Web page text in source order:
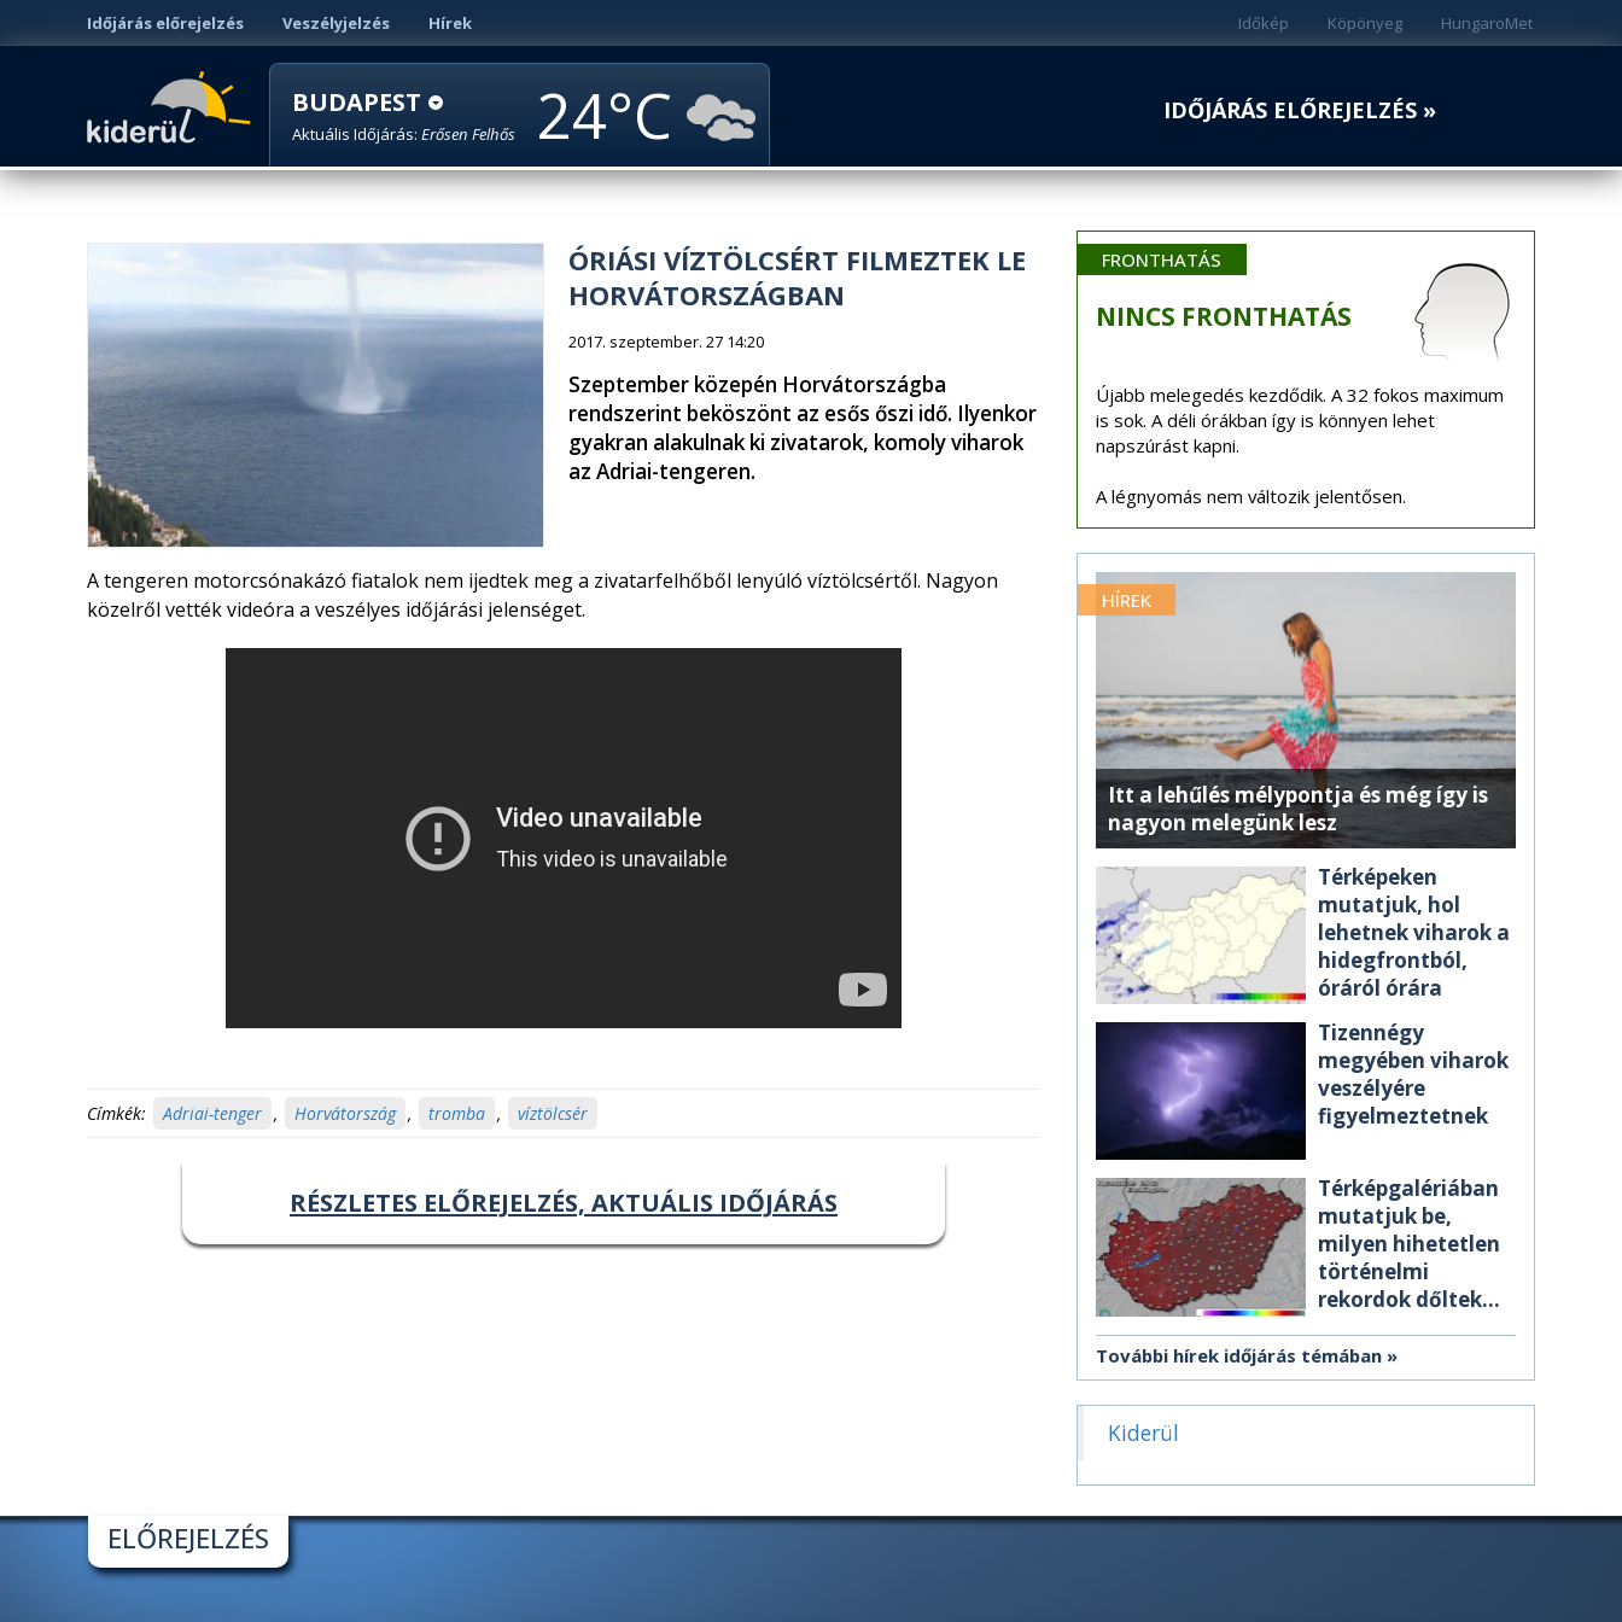
Időjárás előrejelzés Veszélyjelzés Hírek HungaroMet
Köpönyeg
Időkép
BUDAPEST
Aktuális Időjárás: Erősen Felhős 24 IDŐJÁRÁS ELŐREJELZÉS »
ÓRIÁSI VÍZTÖLCSÉRT FILMEZTEK LE
HORVÁTORSZÁGBAN
2017. szeptember. 27 14:20
Szeptember közepén Horvátországba
rendszerint beköszönt az esős őszi idő. Ilyenkor
gyakran alakulnak ki zivatarok, komoly viharok
az Adriai-tengeren.
A tengeren motorcsónakázó fiatalok nem ijedtek meg a zivatarfelhőből lenyúló víztölcsértől. Nagyon
közelről vették videóra a veszélyes időjárási jelenséget.
Címkék: Adriai-tenger , Horvátország , tromba , víztölcsér
RÉSZLETES ELŐREJELZÉS, AKTUÁLIS IDŐJÁRÁS
FRONTHATÁS
NINCS FRONTHATÁS
Újabb melegedés kezdődik. A 32 fokos maximum
is sok. A déli órákban így is könnyen lehet
napszúrást kapni.
A légnyomás nem változik jelentősen.
HÍREK
Itt a lehűlés mélypontja és még így is
nagyon melegünk lesz
Térképeken
mutatjuk, hol
lehetnek viharok a
hidegfrontból,
óráról órára
Tizennégy
megyében viharok
veszélyére
figyelmeztetnek
Térképgalériában
mutatjuk be,
milyen hihetetlen
történelmi
rekordok dőltek
További hírek időjárás témában
Kiderül
ELŐREJELZÉS